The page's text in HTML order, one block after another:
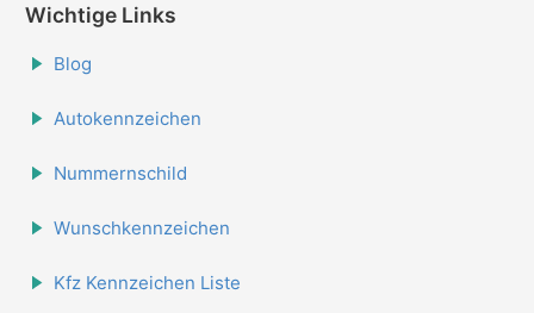
Wichtige Links
Blog
Autokennzeichen
Nummernschild
Wunschkennzeichen
Kfz Kennzeichen Liste